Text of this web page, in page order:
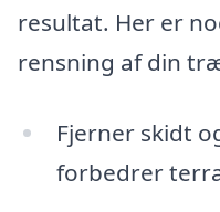
resultat. Her er
rensning af din
Fjerner skidt
forbedrer